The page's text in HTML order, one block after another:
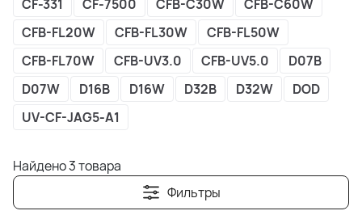
CF-331
CF-7500 CFB-C30W
CFB-C60W
CFB-FL20W
CFB-FL30W
CFB-FL50W
CFB-FL70W
CFB-UV3.0 CFB-UV5.0
D07B
D07W
D16B D16W D32B D32W
DOD
UV-CF-JAG5-A1
Найдено 3 товара
Фильтры